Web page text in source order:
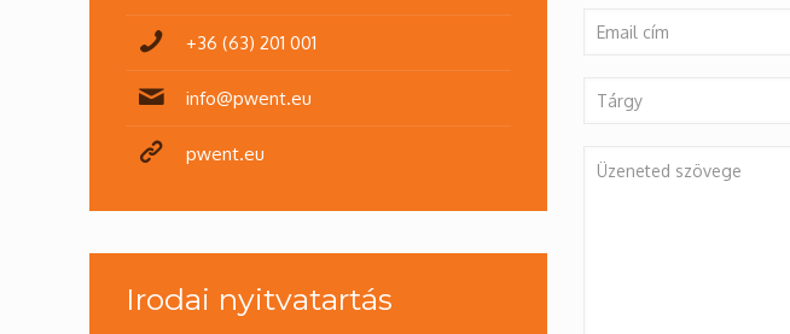
+36 (63) 201 001
info@pwent.eu
pwent.eu
Irodai nyitvatartás